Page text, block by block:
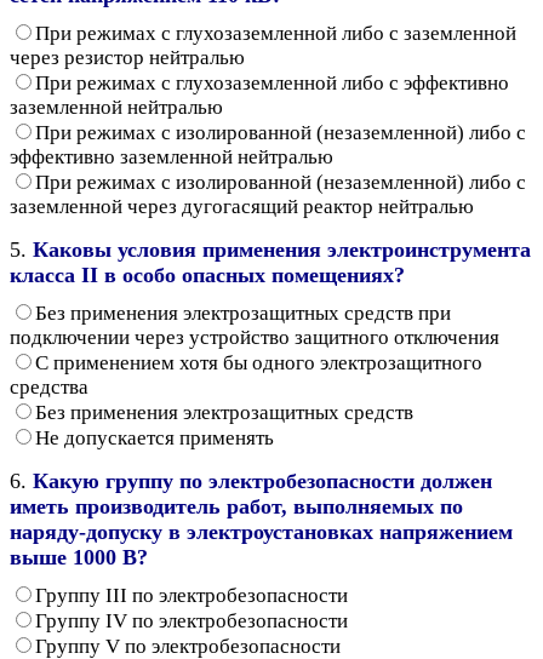
При режимах с глухозаземленной либо с заземленной
через резистор нейтралью
При режимах с глухозаземленной либо с эффективно
заземленной нейтралью
При режимах с изолированной (незаземленной) либо с
эффективно заземленной нейтралью
При режимах с изолированной (незаземленной) либо с
заземленной через дугогасящий реактор нейтралью
5. Каковы условия применения электроинструмента
класса II в особо опасных помещениях?
Без применения электрозащитных средств при
подключении через устройство защитного отключения
С применением хотя бы одного электрозащитного
средства
Без применения электрозащитных средств
Не допускается применять
6. Какую группу по электробезопасности должен
иметь производитель работ, выполняемых по
наряду-допуску в электроустановках напряжением
выше 1000 В?
Группу III по электробезопасности
Группу IV по электробезопасности
Группу V по электробезопасности